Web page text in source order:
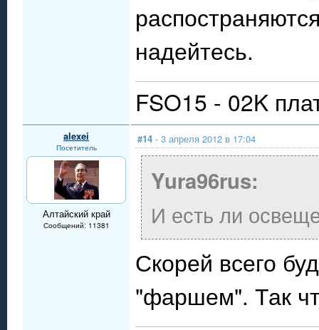
надейтесь.
FSO15 - 02K
alexei
Посетитель
Алтайский край
Сообщений: 11381
#14 - 3 апреля 2012 в 17:04
Yura96rus:
И есть ли
Скорей всего
"фаршем". Так